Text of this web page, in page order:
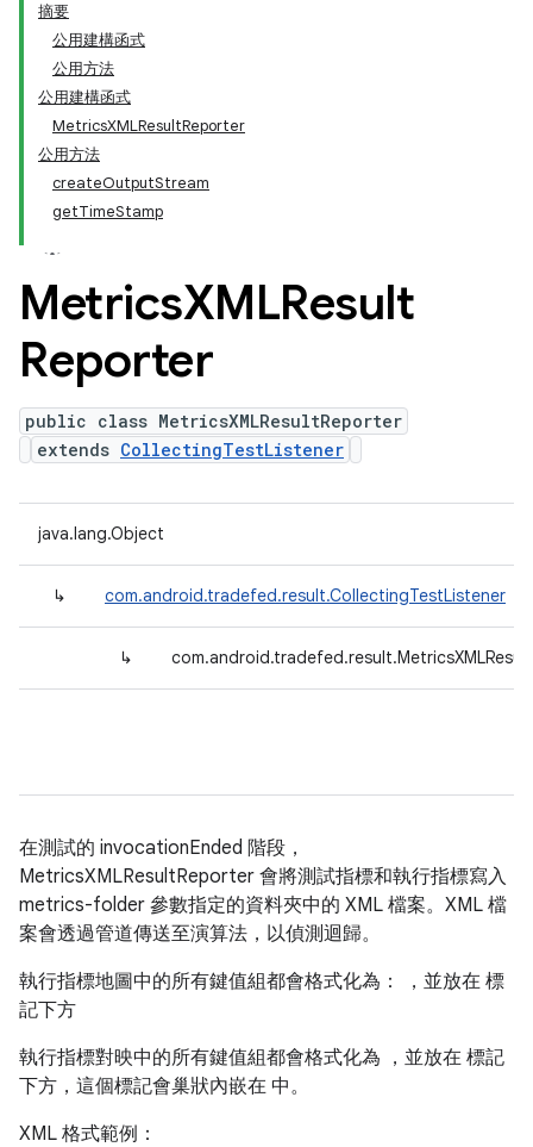
摘要
公用建構函式
公用方法
公用建構函式
MetricsXMLResultReporter
公用方法
createOutputStream
getTimeStamp
MetricsXMLResult
Reporter
public class MetricsXMLResultReporter
extends CollectingTestListener
java.lang.Object
↳ com.android.tradefed.result.CollectingTestListener
↳
在測試的 invocationEnded 階段，
MetricsXMLResultReporter 會將測試指標和執行指標寫入
metrics-folder 參數指定的資料夾中的 XML 檔案。XML 檔
案會透過管道傳送至演算法，以偵測迴歸。
執行指標地圖中的所有鍵值組都會格式化為：
，並放在 標
記下方
執行指標對映中的所有鍵值組都會格式化為 ，並放在 標記
下方，這個標記會巢狀內嵌在 中。
XML 格式範例：